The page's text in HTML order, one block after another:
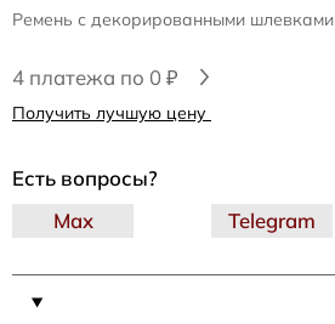
Ремень с декорированными шлевками
4 платежа по 0 ₽
Получить лучшую цену
Есть вопросы?
Telegram
Max